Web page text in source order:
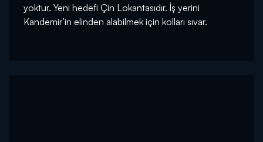
yoktur. Yeni hedefi Çin Lokantasıdır. İş yerini
Kandemir’in elinden alabilmek için kolları sıvar.